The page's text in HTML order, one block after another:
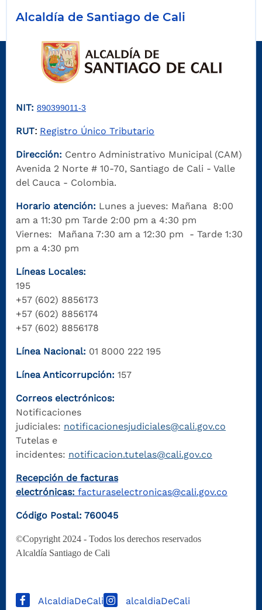
Alcaldía de Santiago de Cali
NIT: 890399011-3
RUT: Registro Único Tributario
Dirección: Centro Administrativo Municipal (CAM)
Avenida 2 Norte # 10-70, Santiago de Cali - Valle
del Cauca - Colombia.
Horario atención: Lunes a jueves: Mañana 8:00
am a 11:30 pm Tarde 2:00 pm a 4:30 pm
Viernes: Mañana 7:30 am a 12:30 pm - Tarde 1:30
pm a 4:30 pm
Líneas Locales:
195
+57 (602) 8856173
+57 (602) 8856174
+57 (602) 8856178
Línea Nacional: 01 8000 222 195
Línea Anticorrupción: 157
Correos electrónicos:
Notificaciones
judiciales: notificacionesjudiciales@cali.gov.co
Tutelas e
incidentes: notificacion.tutelas@cali.gov.co
Recepción de facturas
electrónicas: facturaselectronicas@cali.gov.co
Código Postal: 760045
©Copyright 2024 - Todos los derechos reservados
Alcaldía Santiago de Cali
AlcaldiaDeCali alcaldiaDeCali